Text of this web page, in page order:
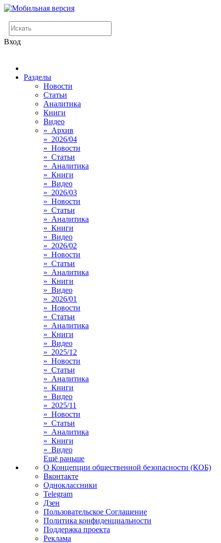
Вход
Разделы
Новости
Статьи
Аналитика
Книги
Видео
» Архив
» 2026/04
» Новости
» Статьи
» Аналитика
» Книги
» Видео
» 2026/03
» Новости
» Статьи
» Аналитика
» Книги
» Видео
» 2026/02
» Новости
» Статьи
» Аналитика
» Книги
» Видео
» 2026/01
» Новости
» Статьи
» Аналитика
» Книги
» Видео
» 2025/12
» Новости
» Статьи
» Аналитика
» Книги
» Видео
» 2025/11
» Новости
» Статьи
» Аналитика
» Книги
» Видео
Ещё раньше
О Концепции общественной безопасности (КОБ)
Вконтакте
Одноклассники
Telegram
Дзен
Пользовательское Соглашение
Политика конфиденциальности
Поддержка проекта
Реклама